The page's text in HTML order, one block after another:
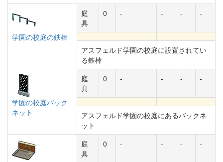
学園の校庭の鉄棒
庭
具
0 - - - -
アスフェルド学園の校庭に設置されてい
る鉄棒
学園の校庭バック
ネット
庭
具
0 - - - -
アスフェルド学園の校庭にあるバックネ
ット
庭
具
0 - - - -